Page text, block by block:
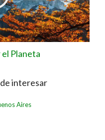
Planeta
interesar
Aires